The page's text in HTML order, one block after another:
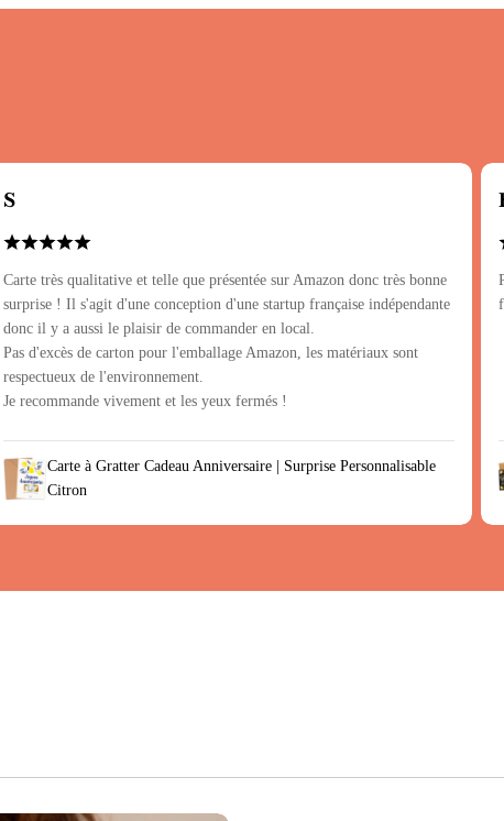
S
Carte très qualitative et telle que présentée sur Amazon donc très bonne
surprise ! Il s'agit d'une conception d'une startup française indépendante
donc il y a aussi le plaisir de commander en local.
Pas d'excès de carton pour l'emballage Amazon, les matériaux sont
respectueux de l'environnement.
Je recommande vivement et les yeux fermés !
Carte à Gratter Cadeau Anniversaire | Surprise Personnalisable
Citron